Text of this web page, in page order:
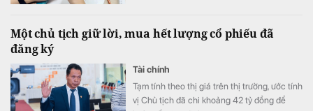
Một chủ tịch giữ lời, mua hết lượng cổ phiếu đã
đăng ký
Tài chính
Tạm tính theo thị giá trên thị trường, ước tính
vị Chủ tịch đã chi khoảng 42 tỷ đồng để